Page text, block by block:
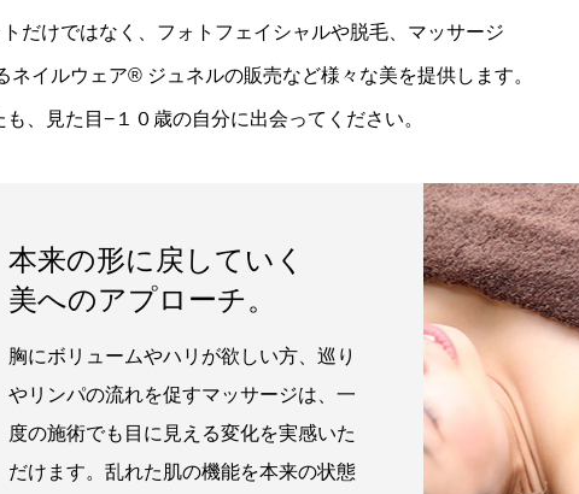
だけではなく、フォトフェイシャルや脱毛、マッサージ
ネイルウェア®︎ ジュネルの販売など様々な美を提供します。
も、見た目−１０歳の自分に出会ってください。
本来の形に戻していく
美へのアプローチ。
胸にボリュームやハリが欲しい方、巡り
やリンパの流れを促すマッサージは、一
度の施術でも目に見える変化を実感いた
だけます。乱れた肌の機能を本来の状態